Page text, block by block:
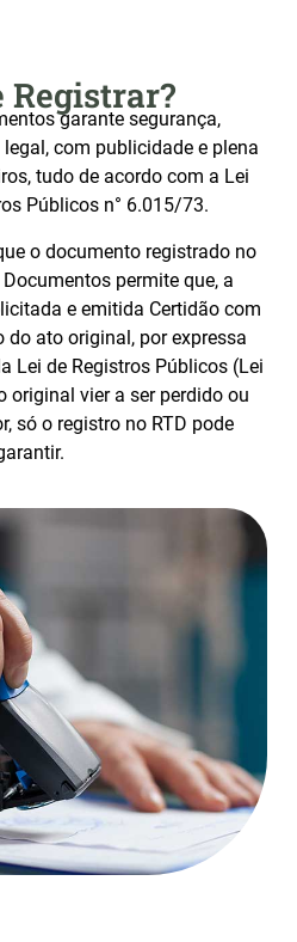
Registrar?
garante segurança,
com publicidade e plena
tudo de acordo com a Lei
Públicos n° 6.015/73.
o documento registrado no
permite que, a
e emitida Certidão com
ato original, por expressa
Lei de Registros Públicos (Lei
original vier a ser perdido ou
só o registro no RTD pode